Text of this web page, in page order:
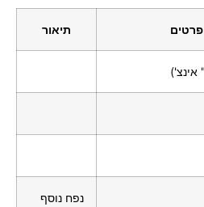
פרטים תיאור
נפח נוסף